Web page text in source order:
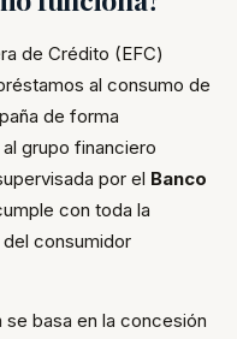
de Crédito (EFC)
al consumo de
de forma
grupo financiero
por el Banco
con toda la
consumidor
basa en la concesión